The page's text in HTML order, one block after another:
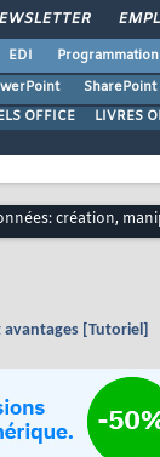
EDI Programmation
SharePoint
OFFICE LIVRES
création,
[Tutoriel]